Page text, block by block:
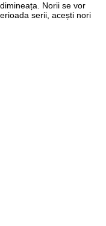
Norii se vor
serii, acești nori